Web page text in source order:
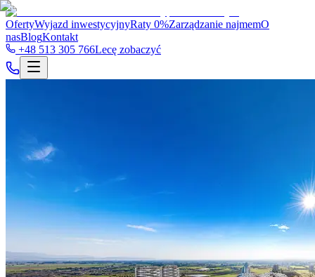
OfertyWyjazd inwestycyjnyRaty 0%Zarządzanie najmemO
nasBlogKontakt
+48 513 305 766Lecę zobaczyć